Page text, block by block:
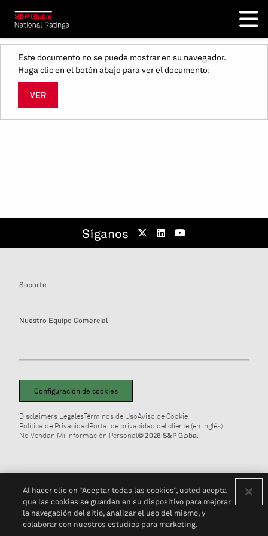
Este documento no se puede mostrar en su navegador.
Haga clic en el botón abajo para ver el documento:
VER
Síganos
Soporte
Nuestro Equipo Comercial
Configuración de cookies
Disclaimers LegalesTérminos de UsoAviso de Cookie
Política de PrivacidadPortal de privacidad del cliente (en inglés)
No Vendan Mi Información Personal© 2026 S&P Global
Al hacer clic en “Aceptar todas las cookies”, usted acepta
que las cookies se guarden en su dispositivo para mejorar
la navegación del sitio, analizar el uso del mismo, y
colaborar con nuestros estudios para marketing.